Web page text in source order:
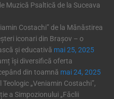
Muzică Psaltică de la Suceava
Costachi” de la Mănăstirea
iconari din Brașov – o
și educativă mai 25, 2025
își diversifică oferta
din toamnă mai 24, 2025
„Veniamin Costachi”,
a Simpozionului „Făclii